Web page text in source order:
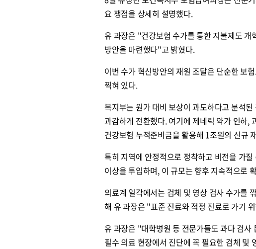
요 쟁점을 상세히 설명했다.
유 과장은 "건강보험 수가를 통한 지불제도
방안을 마련했다"고 밝혔다.
이번 수가 혁신방안의 재원 조달은 단순한 보
찍혀 있다.
복지부는 원가 대비 보상이 과도하다고 분석
과감하게 전환했다. 여기에 제네릭 약가 인하,
건강보험 누적준비금을 활용해 1조원의 신규
특히 지역에 안정적으로 정착하고 비전을 가
이상을 투입하며, 이 규모는 향후 지속적으로
의료계 일각에서는 검체 및 영상 검사 수가를
해 유 과장은 "표준 진료와 적정 진료로 가기
유 과장은 "대학병원 등 전문가들도 과다 검
필수 의료 현장에서 진단에 꼭 필요한 검체 및